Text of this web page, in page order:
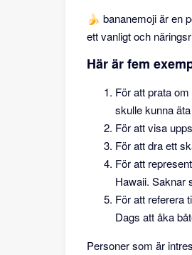
🍌 bananemoji är en
ett vanligt och
Här är fem
För att prata
skulle kunna
För att visa
För att dra ett
För att
Hawaii. Saknar
För att referera
Dags att åka
Personer som är